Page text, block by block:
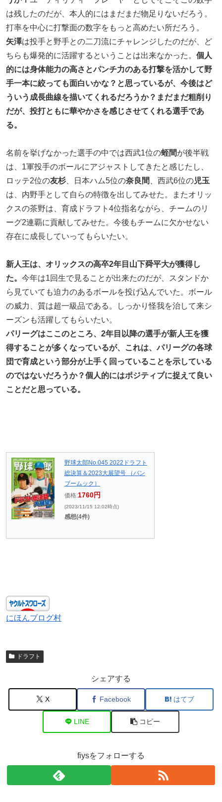
は残したのだが、本人的にはまだまだ物足りないだろう。
打率を中心に打撃面の数字をもっと高めたい所だろう。
矢澤は投手と野手との二刀流にチャレンジしたのだが、ど
ちらも爆発的に活躍するということは出来なかった。 個人
的には身体能力の高さとパンチ力のある打撃を活かして野
手一本に絞っても面白いかな？と思っているが、今後はど
ういう成長曲線を描いてくれるだろうか？まだまだ粗削り
だが、投打ともに華やかさを感じさせてくれる選手であ
る。
名前を挙げなかった選手の中では西武1位の蛭間が後半戦
は、1軍投手のボールにアジャストしてきたと感じたし、
ロッテ2位の友杉 、日本ハム5位の奈良間 、西武6位の児玉
は、内野手として自らの特徴を出してみせた。またオリッ
クスの茶野は、育成ドラフト4位指名ながら、チームのリ
ーグ2連覇に貢献してみせた。今後もチームに欠かせない
存在に成長していってもらいたい。
新人王は、オリックスの高卒2年目山下舜平大が獲得し
た。 今年は1回生で見ることが出来たのだが、スタンドか
ら見ていても迫力のあるボールを投げ込んでいた。ボール
の威力、質は超一級品である。しっかり怪我を治して来シ
ーズンも活躍してもらいたい。
パリーグはここのところ、2年目以降の選手が新人王を獲
得することが多くなっているが、これは、パリーグの各球
団で育成という部分が上手く回っていることを示している
のではないだろうか？個人的にはポジティブに捉えて良い
ことだと思っている。
野球太郎No.045 2022ドラフト
総決算＆2023大展望号 （バン
ブームック）
価格:1760円
(2023/11/15 12:02時点)
感想(4件)
にほんブログ村
ドラフト
シェアする
X Facebook はてブ
LINE コピー
fiysをフォローする